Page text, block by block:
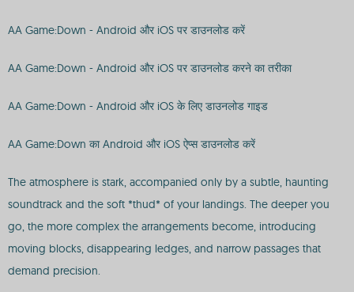
AA Game:Down - Android और iOS पर डाउनलोड करें
AA Game:Down - Android और iOS पर डाउनलोड करने का तरीका
AA Game:Down - Android और iOS के लिए डाउनलोड गाइड
AA Game:Down का Android और iOS ऐप्स डाउनलोड करें
The atmosphere is stark, accompanied only by a subtle, haunting
soundtrack and the soft *thud* of your landings. The deeper you
go, the more complex the arrangements become, introducing
moving blocks, disappearing ledges, and narrow passages that
demand precision.